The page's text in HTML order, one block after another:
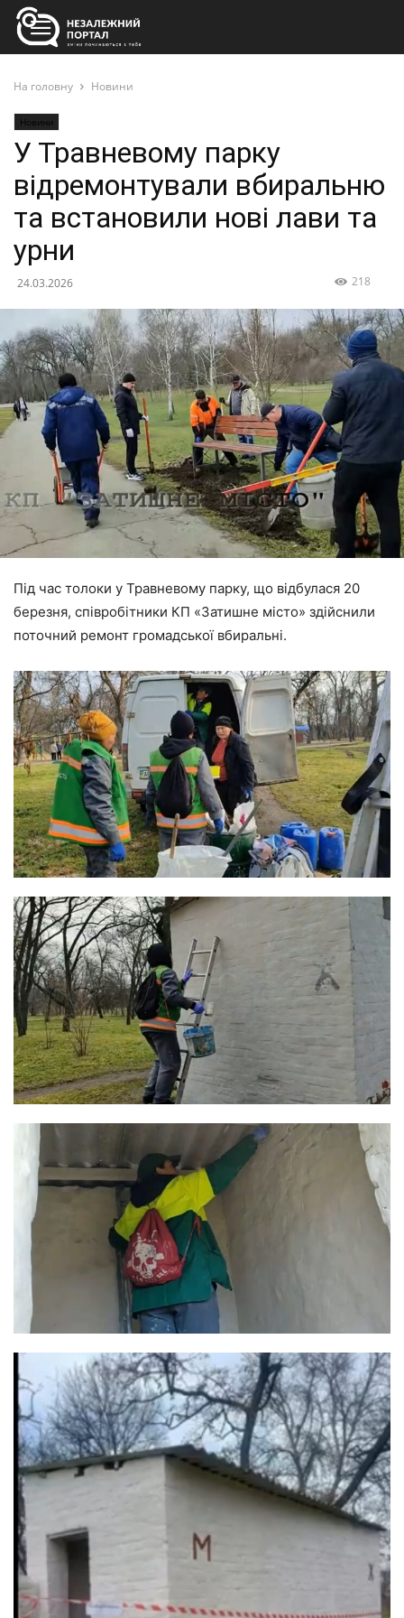
На головну Новини
Новини
У Травневому парку
відремонтували вбиральню
та встановили нові лави та
урни
24.03.2026 218
Під час толоки у Травневому парку, що відбулася 20
березня, співробітники КП «Затишне місто» здійснили
поточний ремонт громадської вбиральні.